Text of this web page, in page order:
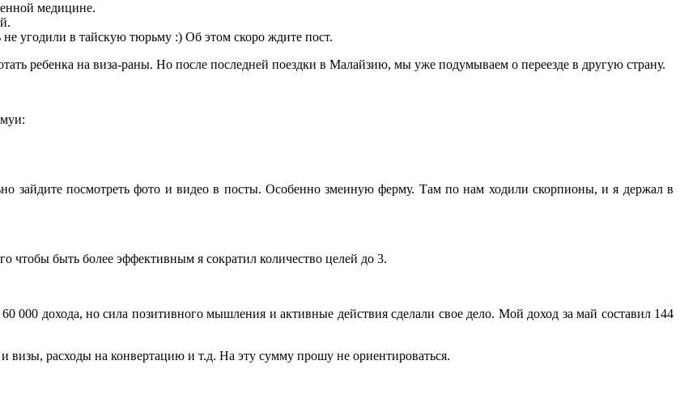
медицине.
угодили в тайскую тюрьму :) Об этом скоро ждите пост.
ребенка на виза-раны. Но после последней поездки в Малайзию, мы уже подумываем о переезде в другую страну.
зайдите посмотреть фото и видео в посты. Особенно змеиную ферму. Там по нам ходили скорпионы, и я держал в
чтобы быть более эффективным я сократил количество целей до 3.
000 дохода, но сила позитивного мышления и активные действия сделали свое дело. Мой доход за май составил 144
расходы на конвертацию и т.д. На эту сумму прошу не ориентироваться.